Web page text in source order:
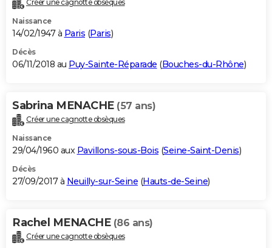
Créer une cagnotte obsèques
Naissance
14/02/1947 à Paris (Paris)
Décès
06/11/2018 au Puy-Sainte-Réparade (Bouches-du-Rhône)
Sabrina MENACHE (57 ans)
Créer une cagnotte obsèques
Naissance
29/04/1960 aux Pavillons-sous-Bois (Seine-Saint-Denis)
Décès
27/09/2017 à Neuilly-sur-Seine (Hauts-de-Seine)
Rachel MENACHE (86 ans)
Créer une cagnotte obsèques